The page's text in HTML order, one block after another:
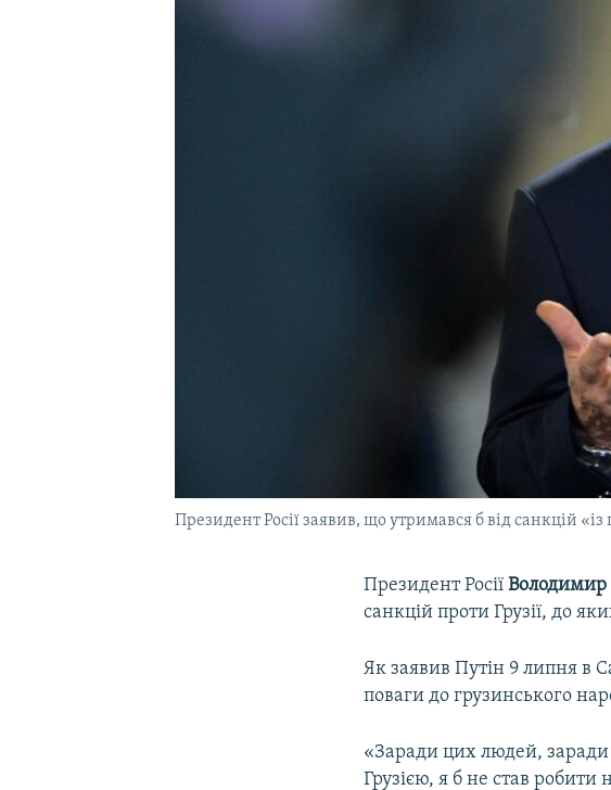
Президент Росії заявив, що утримався б від санкцій
Президент РосіїВолодимир
санкцій проти Грузії, до
Як заявив Путін 9 липня в
поваги до грузинського
«Заради цих людей, заради
Грузією, я б не став